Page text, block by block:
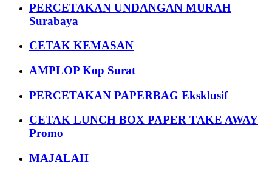
PERCETAKAN UNDANGAN MURAH
Surabaya
CETAK KEMASAN
AMPLOP Kop Surat
PERCETAKAN PAPERBAG Eksklusif
CETAK LUNCH BOX PAPER TAKE AWAY
Promo
MAJALAH